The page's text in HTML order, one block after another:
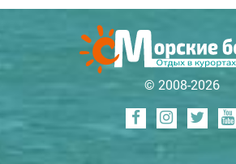
© 2008-2026